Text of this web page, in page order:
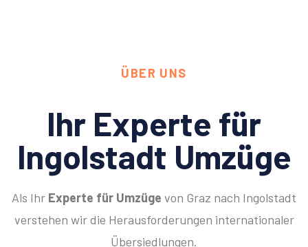
ÜBER UNS
Ihr Experte für
Ingolstadt Umzüge
Als Ihr Experte für Umzüge von Graz nach Ingolstadt
verstehen wir die Herausforderungen internationaler
Übersiedlungen.